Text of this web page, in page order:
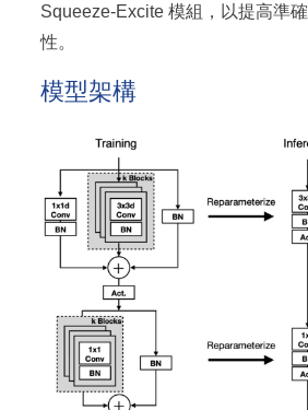
Squeeze-Excite 模組，以提高準確
性。
模型架構